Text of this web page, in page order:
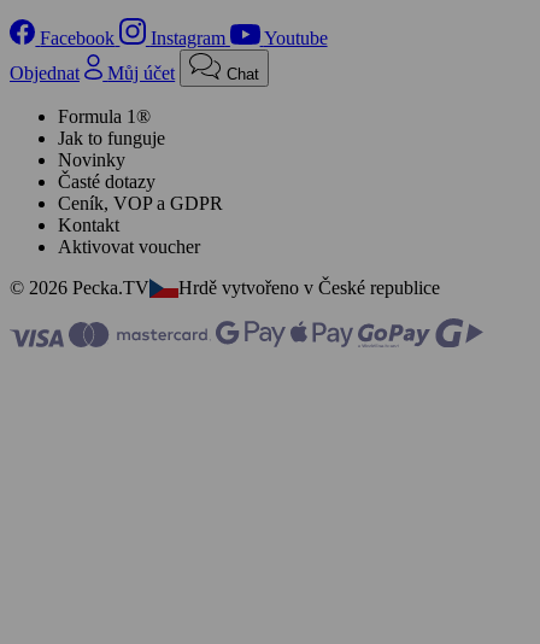
Facebook Instagram
Youtube
Objednat
Můj účet Chat
Formula 1®
Jak to funguje
Novinky
Časté dotazy
Ceník, VOP a GDPR
Kontakt
Aktivovat voucher
© 2026 Pecka.TV
Hrdě vytvořeno v České republice